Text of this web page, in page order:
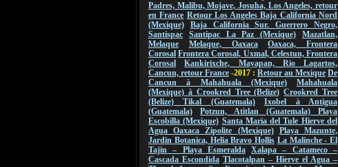
Padres, Malibu, Mojave, Josuha, Los Angeles, retour
en France Retour Los Angeles Baja California Nord
(Mexique)
Baja California Sur. Guerrero Negro,
Santispac
Santipac La Paz (Mexique)
Mazatlan,
Melaque
Melaque, Oaxaca
Oaxaca, Frontera
Corosal Frontera Corosal, Uxmal, Celestun, Frontera
Corosal
Kankirixche, Mayapan, Rio Lagartos,
Cancun, retour France -2017 : Retour au Mexique De
Cancun à Mahahuala (Mexique)
Mahahuala
(Mexique) à Crookred Tree (Belize) Crookred Tree
(Belize) Tikal (Guatemala)
Ixobel à Antigua
(Guatemala)
Potzun, Atitlan (Guatemala) Playa
Escobilla (Mexique) Santa Maria del Tule Hierve del
Agua Oaxaca Zipolite (Mexique) Playa Mazunte,
Jardin Botanica, Helia Bravo Hollis La Malinche - El
Tajin – Playa Esmeralda Xalapa – Catameco –
Cascada Escondida Tlacotalpan – Hierve el Agua –